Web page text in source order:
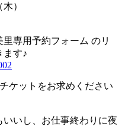
）
専用予約フォーム のリ
ます♪
ケットをお求めください
いし、お仕事終わりに夜